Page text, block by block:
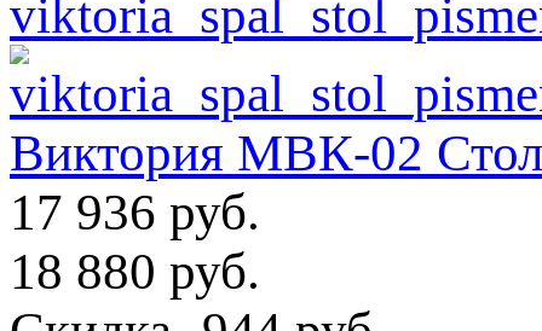
Виктория МВК-02
17 936 руб.
18 880 руб.